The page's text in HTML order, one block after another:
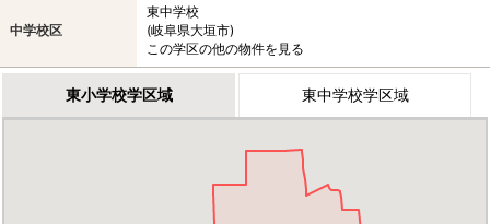
中学校区
東中学校
(岐阜県大垣市)
この学区の他の物件を見る
東小学校学区域 東中学校学区域